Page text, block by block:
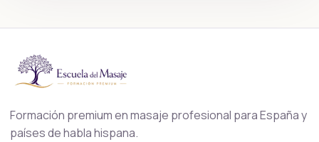
Formación premium en masaje profesional para España y
países de habla hispana.